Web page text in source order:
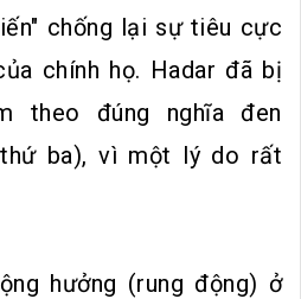
chống lại sự tiêu cực
chính họ. Hadar đã bị
theo đúng nghĩa đen
ba), vì một lý do rất
hưởng (rung động) ở